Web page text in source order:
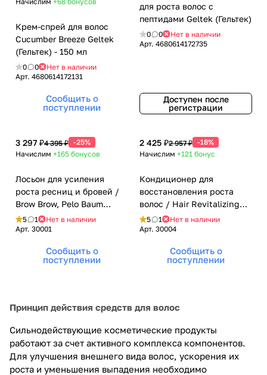
Крем-спрей для волос
Cucumber Breeze Geltek
(Гельтек) - 150 мл
0 0
Нет в наличии
Арт. 4680614172131
Сообщить о
поступлении
для роста волос с
пептидами Geltek (Гельтек)
0 0
Нет в наличии
Арт. 4680614172735
Доступен после
регистрации
3 297 ₽4 395 ₽ -25%
Начислим +165 бонусов
Лосьон для усиления
роста ресниц и бровей /
Brow Brow, Pelo Baum
(Пело Баум) - 10 мл
5 1
Нет в наличии
Арт. 30001
Сообщить о
поступлении
2 425 ₽2 957 ₽ -18%
Начислим +121 бонус
Кондиционер для
восстановления роста
волос / Hair Revitalizing
Сonditioner, Pelo Baum
(Пело Баум) - 110 мл
5 1
Нет в наличии
Арт. 30004
Сообщить о
поступлении
Принцип действия средств для волос
Сильнодействующие косметические продукты
работают за счет активного комплекса компонентов.
Для улучшения внешнего вида волос, ускорения их
роста и уменьшения выпадения необходимо